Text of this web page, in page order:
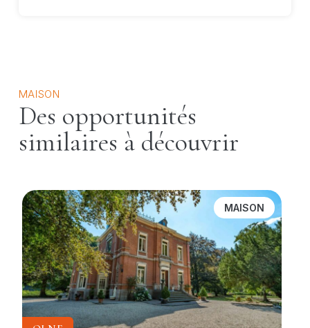
MAISON
Des opportunités
similaires à découvrir
MAISON